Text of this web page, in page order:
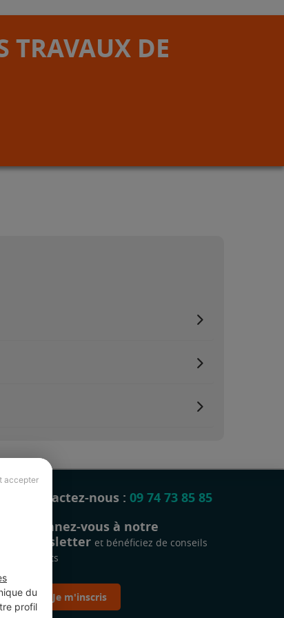
accepter
du
profil
TRAVAUX DE
Contactez-nous : 09 74 73 85 85
Abonnez-vous à notre
newsletter et bénéficiez de conseils
gratuits
Je m'inscris